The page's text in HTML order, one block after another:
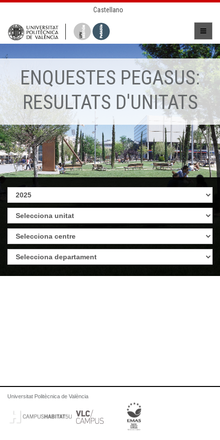
Castellano
ENQUESTES PEGASUS:
RESULTATS D'UNITATS
Universitat Politècnica de València